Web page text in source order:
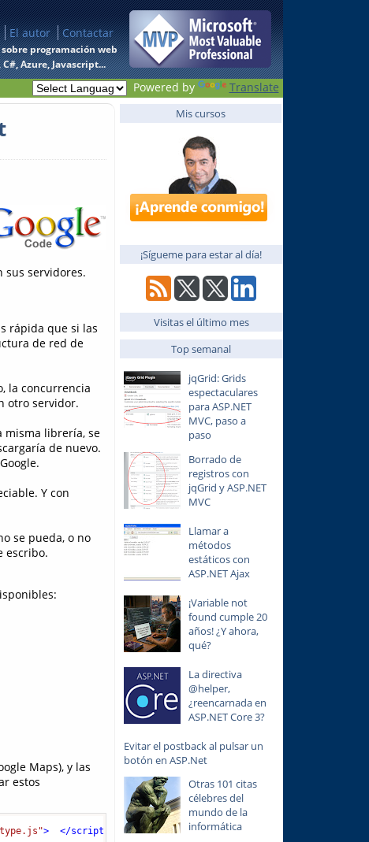
El autor Contactar
programación web
Azure, Javascript...
Powered by Translate
sus servidores.
rápida que si las
de red de
la concurrencia
otro servidor.
misma librería, se
de nuevo.
Y con
se pueda, o no
escribo.
Maps), y las
estos
> </script
Mis cursos
¡Sígueme para estar al día!
Visitas el último mes
Top semanal
jqGrid: Grids
espectaculares
para ASP.NET
MVC, paso a
paso
Borrado de
registros con
jqGrid y ASP.NET
MVC
Llamar a
métodos
estáticos con
ASP.NET Ajax
¡Variable not
found cumple 20
años! ¿Y ahora,
qué?
La directiva
@helper,
¿reencarnada en
ASP.NET Core 3?
Evitar el postback al pulsar un
botón en ASP.Net
Otras 101 citas
célebres del
mundo de la
informática